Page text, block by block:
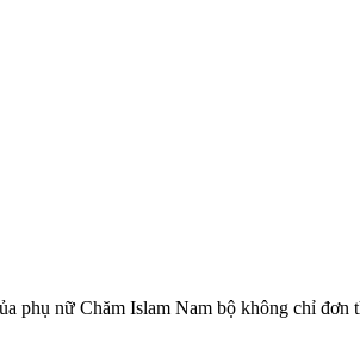
phụ nữ Chăm Islam Nam bộ không chỉ